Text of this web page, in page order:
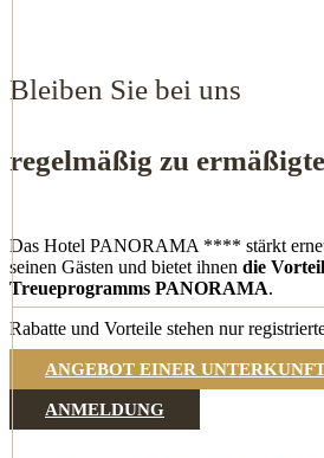
Bleiben Sie bei uns
regelmäßig zu
Das Hotel PANORAMA **** stärkt
seinen Gästen und bietet ihnen die
Treueprogramms PANORAMA.
Rabatte und Vorteile stehen nur
ANGEBOT EINER
ANMELDUNG